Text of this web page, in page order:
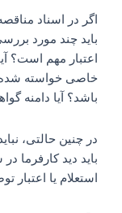
باید چند مورد
اعتبار مهم است؟
باشد؟ آیا دامنه
باید دید کارفرما
استعلام یا اعتبار